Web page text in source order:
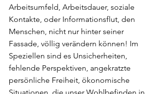
Arbeitsumfeld, Arbeitsdauer, soziale
Kontakte, oder Informationsflut, den
Menschen, nicht nur hinter seiner
Fassade, völlig verändern können! Im
Speziellen sind es Unsicherheiten,
fehlende Perspektiven, angekratzte
persönliche Freiheit, ökonomische